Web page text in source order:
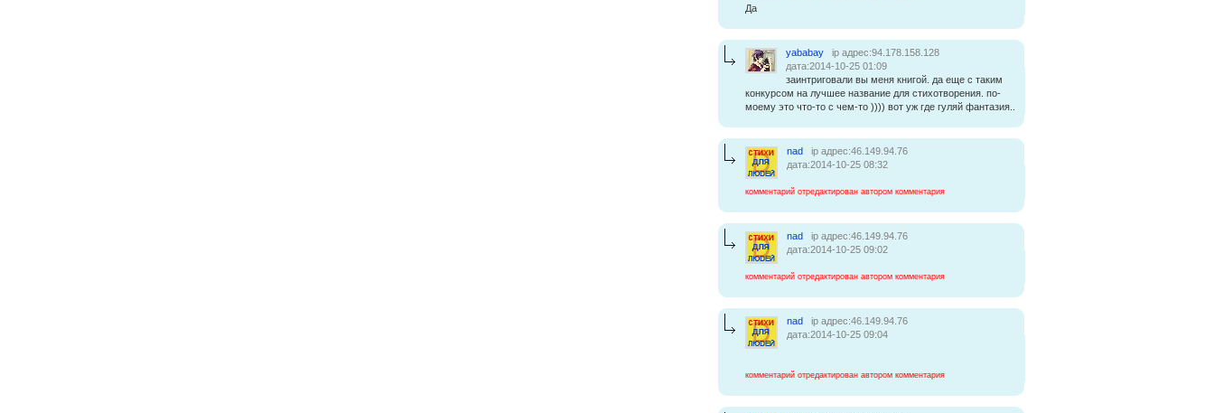
Да
yababay
ip адрес:94.178.158.128
дата:2014-10-25 01:09
заинтриговали вы меня книгой. да еще с таким
конкурсом на лучшее название для стихотворения. по-
моему это что-то с чем-то )))) вот уж где гуляй фантазия..
nad
ip адрес:46.149.94.76
дата:2014-10-25 08:32
комментарий отредактирован автором комментария
nad
ip адрес:46.149.94.76
дата:2014-10-25 09:02
комментарий отредактирован автором комментария
nad
ip адрес:46.149.94.76
дата:2014-10-25 09:04
комментарий отредактирован автором комментария